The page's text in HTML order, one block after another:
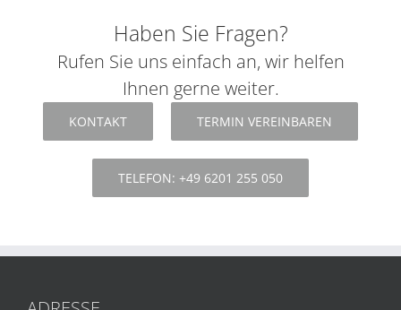
Haben Sie Fragen?
Rufen Sie uns einfach an, wir helfen
Ihnen gerne weiter.
KONTAKT TERMIN VEREINBAREN
TELEFON: +49 6201 255 050